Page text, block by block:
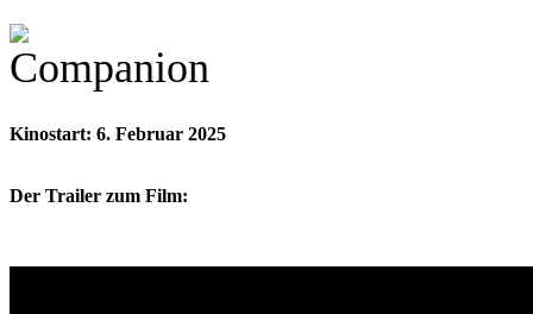
Kinostart: 6. Februar 2025
Der Trailer zum Film: